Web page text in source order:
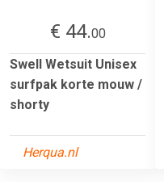
€ 44.00
Swell Wetsuit Unisex
surfpak korte mouw /
shorty
Herqua.nl